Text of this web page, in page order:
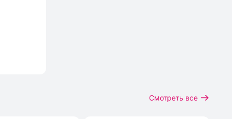
Смотреть все